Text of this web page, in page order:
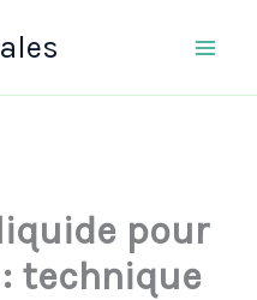
pour
technique